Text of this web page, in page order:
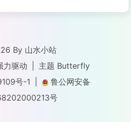
By 山水小站
力驱动 主题 Butterfly
号-1
鲁公网安备
号